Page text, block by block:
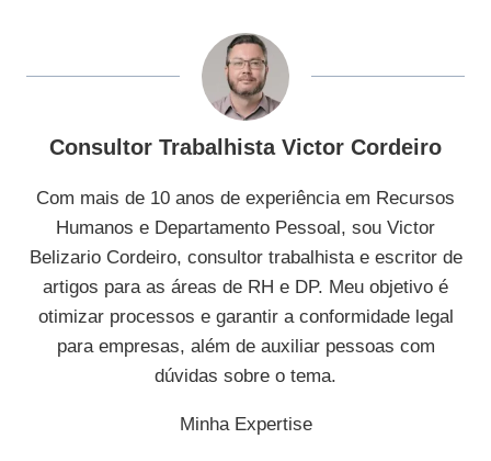
Consultor Trabalhista Victor Cordeiro
Com mais de 10 anos de experiência em Recursos
Humanos e Departamento Pessoal, sou Victor
Belizario Cordeiro, consultor trabalhista e escritor de
artigos para as áreas de RH e DP. Meu objetivo é
otimizar processos e garantir a conformidade legal
para empresas, além de auxiliar pessoas com
dúvidas sobre o tema.
Minha Expertise